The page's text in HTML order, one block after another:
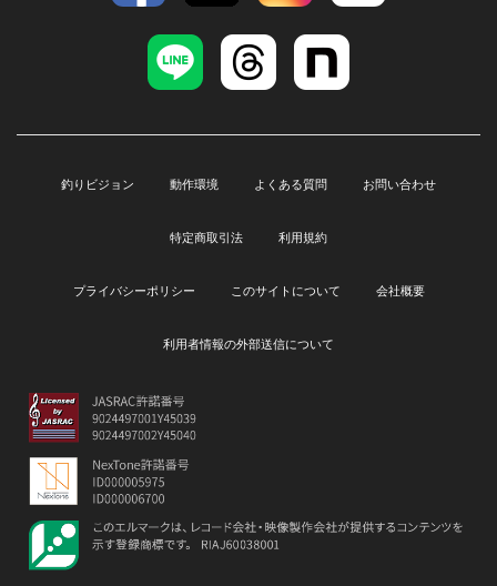
釣りビジョン 動作環境 よくある質問 お問い合わせ
特定商取引法 利用規約
プライバシーポリシー このサイトについて 会社概要
利用者情報の外部送信について